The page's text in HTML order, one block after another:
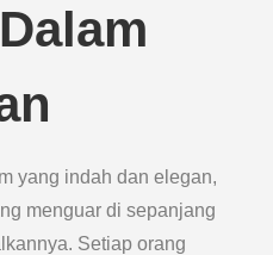
yang indah dan elegan,
menguar di sepanjang
Setiap orang